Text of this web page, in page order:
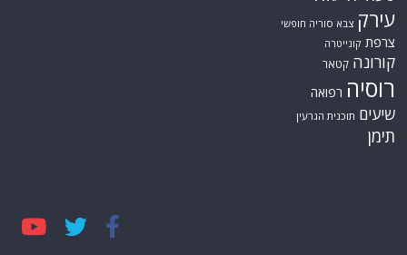
עירק צבא סוריה חופשי
צרפת קונייטרה
קורונה קטאר
רוסיה רפואה
שיעים תוכנית הגרעין
תימן